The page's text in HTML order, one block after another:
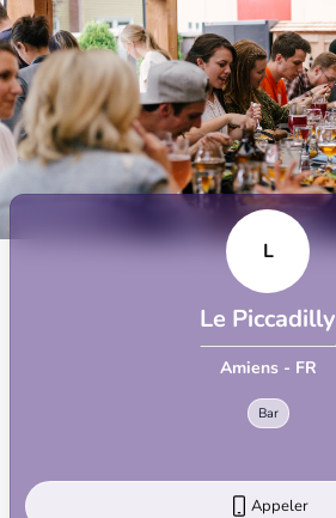
L
Le Piccadilly
Amiens - FR
Bar
Appeler